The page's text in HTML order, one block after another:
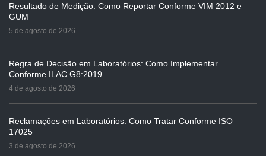
Resultado de Medição: Como Reportar Conforme VIM 2012 e
GUM
5 de agosto de 2026
Regra de Decisão em Laboratórios: Como Implementar
Conforme ILAC G8:2019
4 de agosto de 2026
Reclamações em Laboratórios: Como Tratar Conforme ISO
17025
3 de agosto de 2026